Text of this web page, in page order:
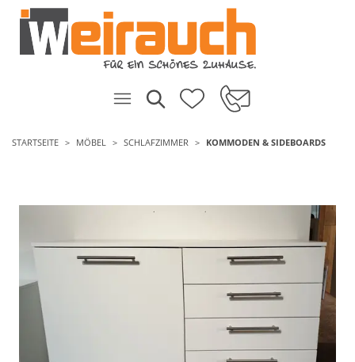
STARTSEITE MÖBEL SCHLAFZIMMER KOMMODEN & SIDEBOARDS